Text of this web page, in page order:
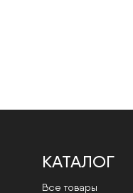
КАТАЛОГ
Все товары